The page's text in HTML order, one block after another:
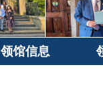
领馆信息